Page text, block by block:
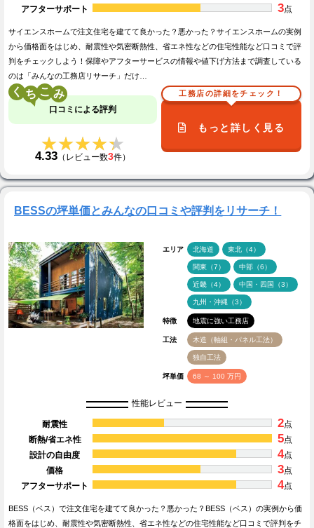
アフターサポート
3点
サイエンスホームで注文住宅を建てて良かった？悪かった？サイエンスホームの実例
から価格面をはじめ、耐震性や気密断熱性、省エネ性などの住宅性能など口コミで評
判をチェックしよう！保障やアフターサービスの情報や値下げ方法まで調査している
のは「みんなの工務店リサーチ」だけ…
く こ
口コミによる評判
★★★★★
★★★★★
4.33 （レビュー数3件）
工務店の詳細をチェック！
もっと詳しく見る
BESSの坪単価とみんなの口コミや評判をリサーチ！
エリア 北海道 東北（4）
関東（7） 中部（6）
近畿（4） 中国・四国（3）
九州・沖縄（3）
特徴 地震に強い工務店
工法 木造（軸組・パネル工法）
独自工法
坪単価 68 ～ 100 万円
性能レビュー
耐震性 2点
断熱/省エネ性
5点
設計の自由度
4点
価格
3点
アフターサポート
4点
BESS（ベス）で注文住宅を建てて良かった？悪かった？BESS（ベス）の実例から価
格面をはじめ、耐震性や気密断熱性、省エネ性などの住宅性能など口コミで評判をチ